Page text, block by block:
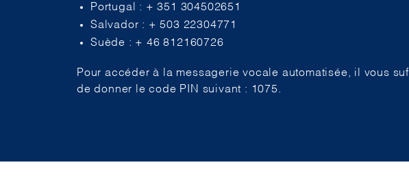
Portugal : + 351 304502651
Salvador : + 503 22304771
Suède : + 46 812160726
Pour accéder à la messagerie vocale automatisée, il vous
de donner le code PIN suivant : 1075.